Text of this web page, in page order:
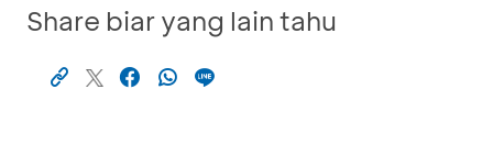
Share biar yang lain tahu